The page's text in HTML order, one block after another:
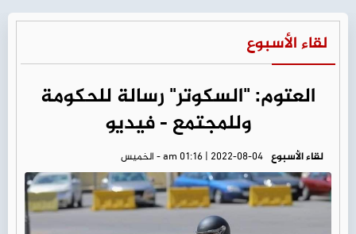
لقاء الأسبوع
العتوم: "السكوتر" رسالة للحكومة
وللمجتمع - فيديو
لقاء الأسبوع am 01:16 | 2022-08-04 - الخميس